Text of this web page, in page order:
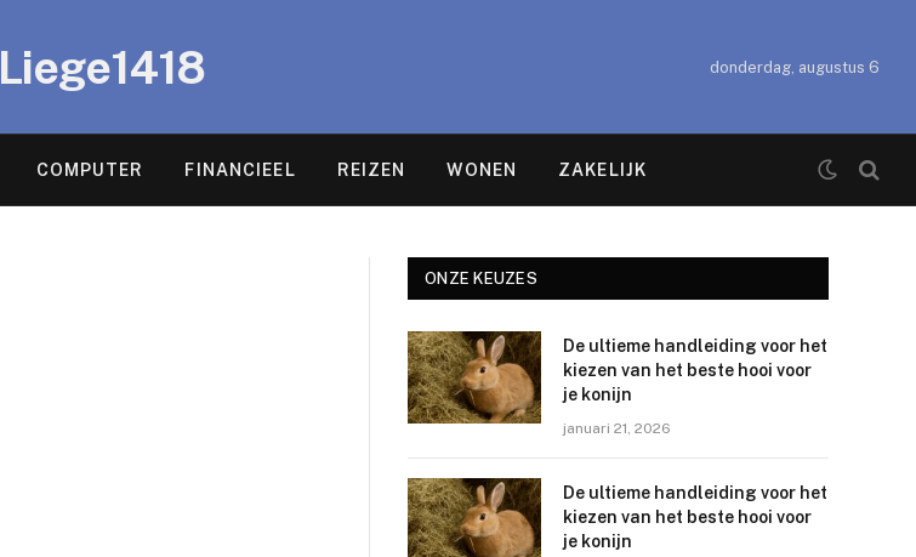
Liege1418 donderdag, augustus 6
COMPUTER FINANCIEEL REIZEN WONEN ZAKELIJK
ONZE KEUZES
De ultieme handleiding voor het
kiezen van het beste hooi voor
je konijn
januari 21, 2026
De ultieme handleiding voor het
kiezen van het beste hooi voor
je konijn